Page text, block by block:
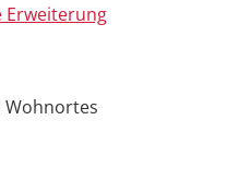
Erweiterung
Wohnortes